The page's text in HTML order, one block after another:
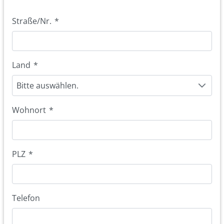
Straße/Nr. *
Land *
Bitte auswählen.
Wohnort *
PLZ *
Telefon